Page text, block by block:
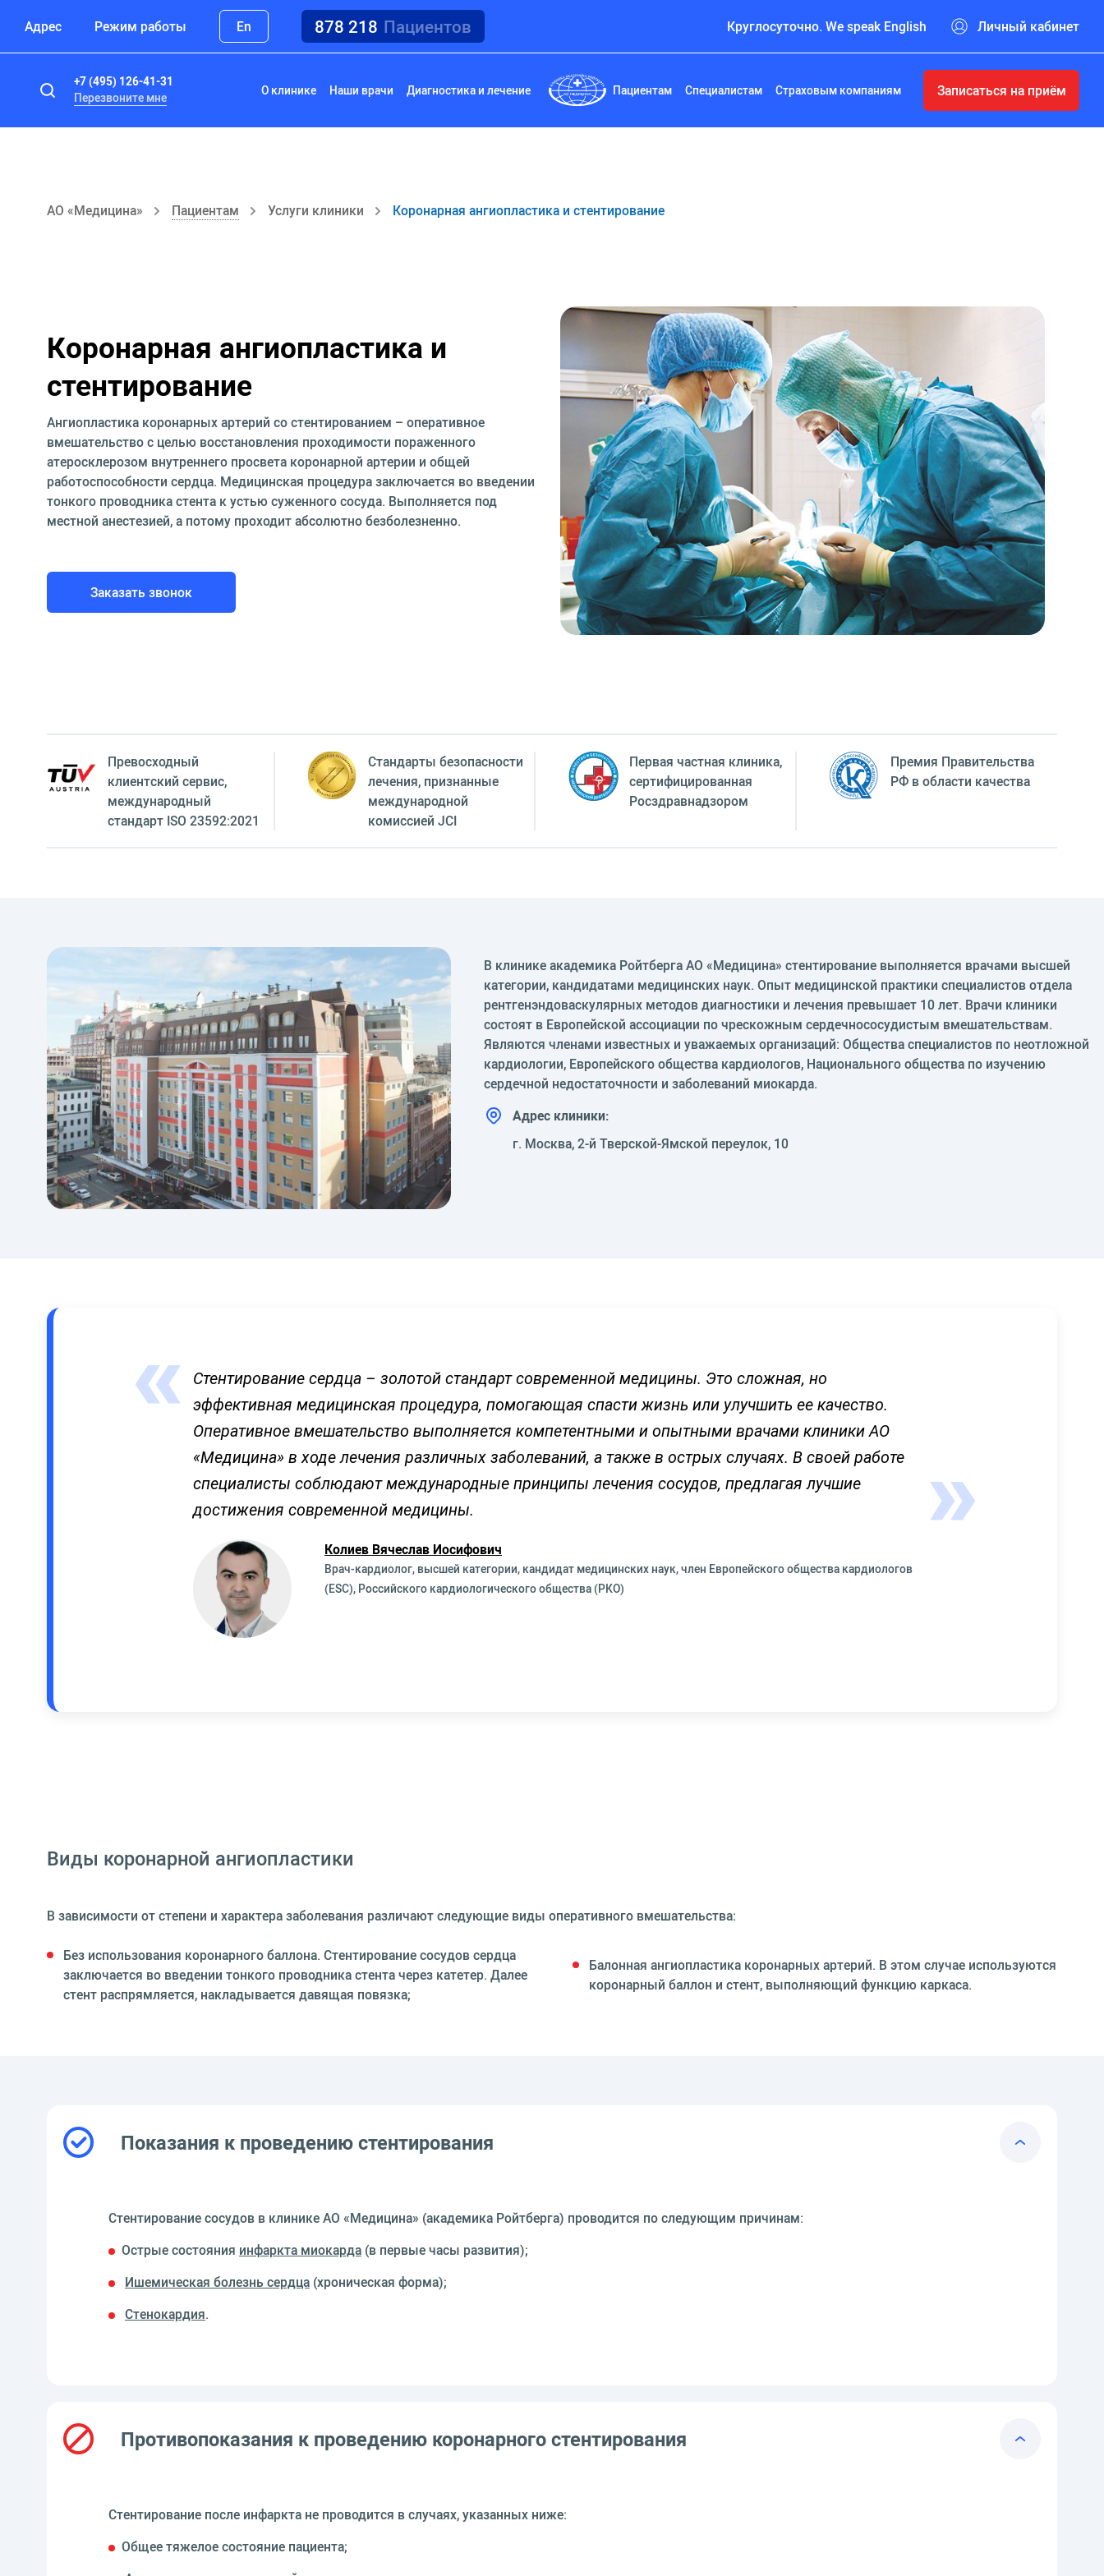
Адрес Режим работы En 878 218 Пациентов Круглосуточно. We speak English Личный кабинет
+7 (495) 126-41-31
Перезвоните мне
О клинике Наши врачи Диагностика и лечение Пациентам Специалистам Страховым компаниям Записаться на приём
АО «Медицина» Пациентам Услуги клиники Коронарная ангиопластика и стентирование
Коронарная ангиопластика и
стентирование
Ангиопластика коронарных артерий со стентированием – оперативное
вмешательство с целью восстановления проходимости пораженного
атеросклерозом внутреннего просвета коронарной артерии и общей
работоспособности сердца. Медицинская процедура заключается во введении
тонкого проводника стента к устью суженного сосуда. Выполняется под
местной анестезией, а потому проходит абсолютно безболезненно.
Заказать звонок
Превосходный
клиентский сервиc,
международный
стандарт ISO 23592:2021
Стандарты безопасности
лечения, признанные
международной
комиссией JCI
Первая частная клиника,
сертифицированная
Росздравнадзором
Премия Правительства
РФ в области качества
В клинике академика Ройтберга АО «Медицина» стентирование выполняется врачами высшей
категории, кандидатами медицинских наук. Опыт медицинской практики специалистов отдела
рентгенэндоваскулярных методов диагностики и лечения превышает 10 лет. Врачи клиники
состоят в Европейской ассоциации по чрескожным сердечнососудистым вмешательствам.
Являются членами известных и уважаемых организаций: Общества специалистов по неотложной
кардиологии, Европейского общества кардиологов, Национального общества по изучению
сердечной недостаточности и заболеваний миокарда.
Адрес клиники:
г. Москва, 2-й Тверской-Ямской переулок, 10
Стентирование сердца – золотой стандарт современной медицины. Это сложная, но
эффективная медицинская процедура, помогающая спасти жизнь или улучшить ее качество.
Оперативное вмешательство выполняется компетентными и опытными врачами клиники АО
«Медицина» в ходе лечения различных заболеваний, а также в острых случаях. В своей работе
специалисты соблюдают международные принципы лечения сосудов, предлагая лучшие
достижения современной медицины.
Колиев Вячеслав Иосифович
Врач-кардиолог, высшей категории, кандидат медицинских наук, член Европейского общества кардиологов
(ESC), Российского кардиологического общества (РКО)
Виды коронарной ангиопластики
В зависимости от степени и характера заболевания различают следующие виды оперативного вмешательства:
Без использования коронарного баллона. Стентирование сосудов сердца
заключается во введении тонкого проводника стента через катетер. Далее
стент распрямляется, накладывается давящая повязка;
Балонная ангиопластика коронарных артерий. В этом случае используются
коронарный баллон и стент, выполняющий функцию каркаса.
Показания к проведению стентирования
Стентирование сосудов в клинике АО «Медицина» (академика Ройтберга) проводится по следующим причинам:
Острые состояния инфаркта миокарда (в первые часы развития);
Ишемическая болезнь сердца (хроническая форма);
Стенокардия.
Противопоказания к проведению коронарного стентирования
Стентирование после инфаркта не проводится в случаях, указанных ниже:
Общее тяжелое состояние пациента;